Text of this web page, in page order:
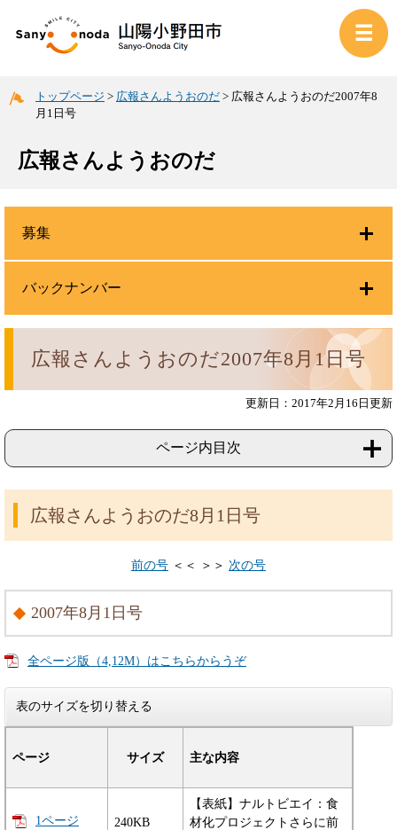
トップページ > 広報さんようおのだ > 広報さんようおのだ2007年8
月1日号
広報さんようおのだ
広報さんようおのだ2007年8月1日号
更新日：2017年2月16日更新
ページ内目次
広報さんようおのだ8月1日号
前の号 ＜＜ ＞＞ 次の号
2007年8月1日号
全ページ版（4,12M）はこちらからうぞ
表のサイズを切り替える
ページ サイズ 主な内容
1ページ 240KB
【表紙】ナルトビエイ：食
材化プロジェクトさらに前
募集
バックナンバー